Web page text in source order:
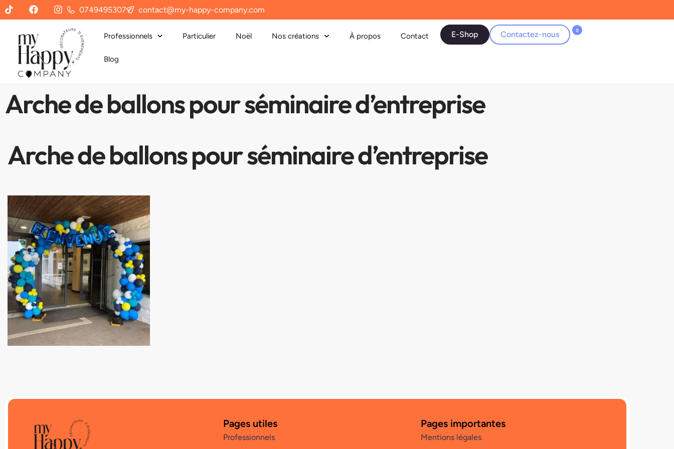
0749495307 contact@my-happy-company.com
Professionnels Particulier Noël Nos créations À propos Contact
Blog
E-Shop Contactez-nous 0
Arche de ballons pour séminaire d’entreprise
Arche de ballons pour séminaire d’entreprise
Pages utiles
Professionnels
Pages importantes
Mentions légales